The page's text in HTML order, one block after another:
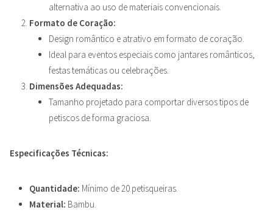
alternativa ao uso de materiais convencionais.
Formato de Coração:
Design romântico e atrativo em formato de coração.
Ideal para eventos especiais como jantares românticos,
festas temáticas ou celebrações.
Dimensões Adequadas:
Tamanho projetado para comportar diversos tipos de
petiscos de forma graciosa.
Especificações Técnicas:
Quantidade: Mínimo de 20 petisqueiras.
Material: Bambu.